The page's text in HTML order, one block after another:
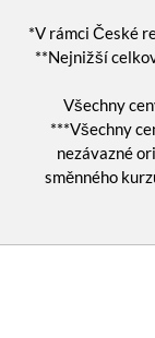
*V rámci České
**Nejnižší
Všechny
***Všechny
nezávazné
směnného